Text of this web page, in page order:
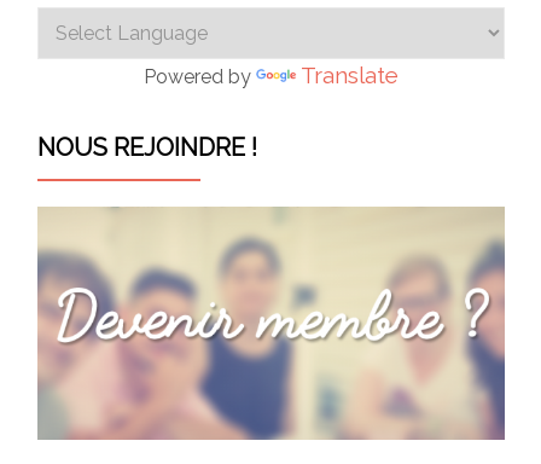
Powered by Translate
NOUS REJOINDRE !